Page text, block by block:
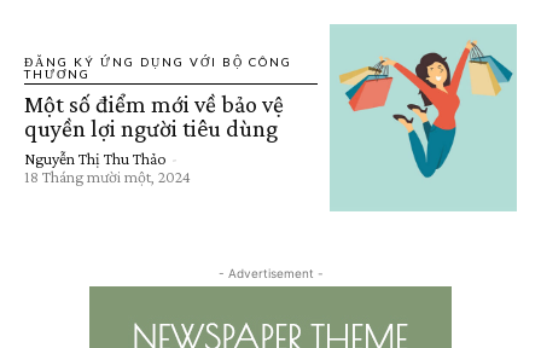
ĐĂNG KÝ ỨNG DỤNG VỚI BỘ CÔNG
THƯƠNG
Một số điểm mới về bảo vệ
quyền lợi người tiêu dùng
Nguyễn Thị Thu Thảo -
18 Tháng mười một, 2024
- Advertisement -